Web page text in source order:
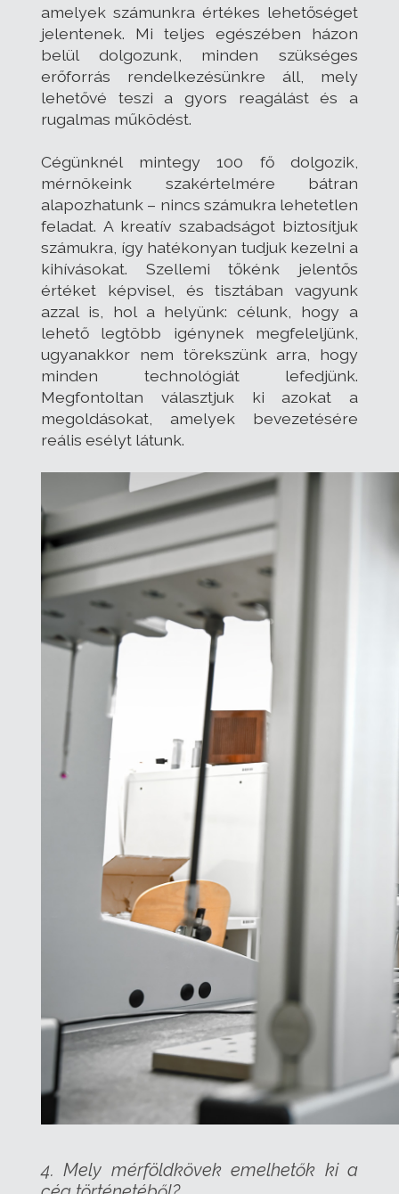
amelyek számunkra értékes lehetőséget
jelentenek. Mi teljes egészében házon
belül dolgozunk, minden szükséges
erőforrás rendelkezésünkre áll, mely
lehetővé teszi a gyors reagálást és a
rugalmas működést.
Cégünknél mintegy 100 fő dolgozik,
mérnökeink szakértelmére bátran
alapozhatunk – nincs számukra lehetetlen
feladat. A kreatív szabadságot biztosítjuk
számukra, így hatékonyan tudjuk kezelni a
kihívásokat. Szellemi tőkénk jelentős
értéket képvisel, és tisztában vagyunk
azzal is, hol a helyünk: célunk, hogy a
lehető legtöbb igénynek megfeleljünk,
ugyanakkor nem törekszünk arra, hogy
minden technológiát lefedjünk.
Megfontoltan választjuk ki azokat a
megoldásokat, amelyek bevezetésére
reális esélyt látunk.
4. Mely mérföldkövek emelhetők ki a